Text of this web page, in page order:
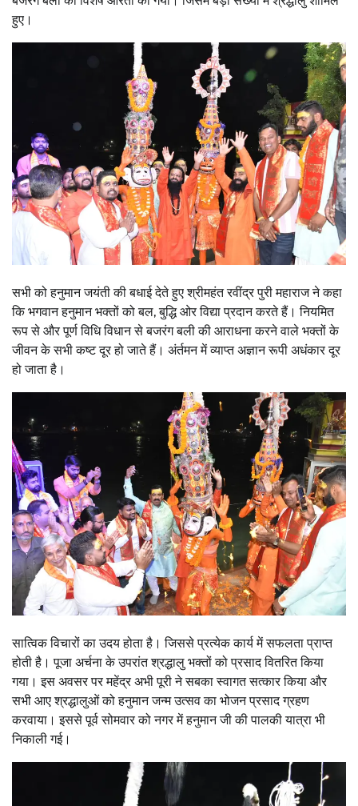
हुए।
सभी को हनुमान जयंती की बधाई देते हुए श्रीमहंत रवींद्र पुरी महाराज ने कहा
कि भगवान हनुमान भक्तों को बल, बुद्धि ओर विद्या प्रदान करते हैं। नियमित
रूप से और पूर्ण विधि विधान से बजरंग बली की आराधना करने वाले भक्तों के
जीवन के सभी कष्ट दूर हो जाते हैं। अंर्तमन में व्याप्त अज्ञान रूपी अधंकार दूर
हो जाता है।
सात्विक विचारों का उदय होता है। जिससे प्रत्येक कार्य में सफलता प्राप्त
होती है। पूजा अर्चना के उपरांत श्रद्धालु भक्तों को प्रसाद वितरित किया
गया। इस अवसर पर महेंद्र अभी पूरी ने सबका स्वागत सत्कार किया और
सभी आए श्रद्धालुओं को हनुमान जन्म उत्सव का भोजन प्रसाद ग्रहण
करवाया। इससे पूर्व सोमवार को नगर में हनुमान जी की पालकी यात्रा भी
निकाली गई।